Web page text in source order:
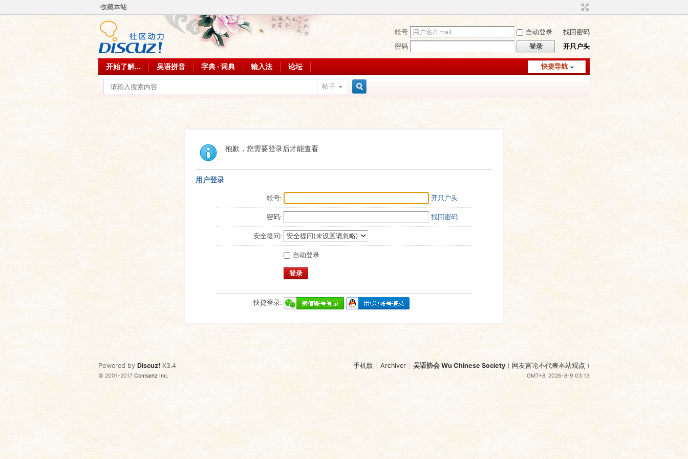
收藏本站
帐号 自动登录
找回密码
密码
登录 开只户头
快捷导航
开始了解... 吴语拼音 字典 · 词典 输入法 论坛
帖子
抱歉，您需要登录后才能查看
用户登录
帐号: 开只户头
密码: 找回密码
安全提问:
自动登录
登录
快捷登录:
手机版 Archiver 吴语协会 Wu Chinese Society ( 网友言论不代表本站观点 )
GMT+8, 2026-8-9 03:13
Powered by Discuz! X3.4
© 2001-2017Comsenz Inc.